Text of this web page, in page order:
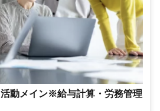
動メイン※給与計算・労務管理